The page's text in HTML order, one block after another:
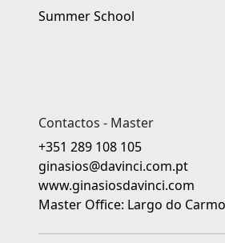
Summer School
Contactos - Master
+351 289 108 105
ginasios@davinci.com.pt
www.ginasiosdavinci.com
Master Office: Largo do